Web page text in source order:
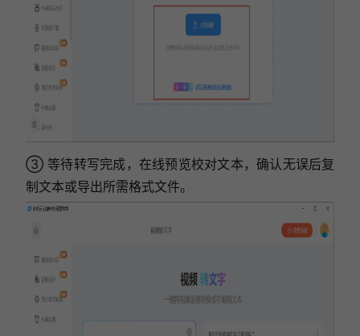
③ 等待转写完成，在线预览校对文本，确认无误后复
制文本或导出所需格式文件。